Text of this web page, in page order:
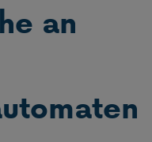
an